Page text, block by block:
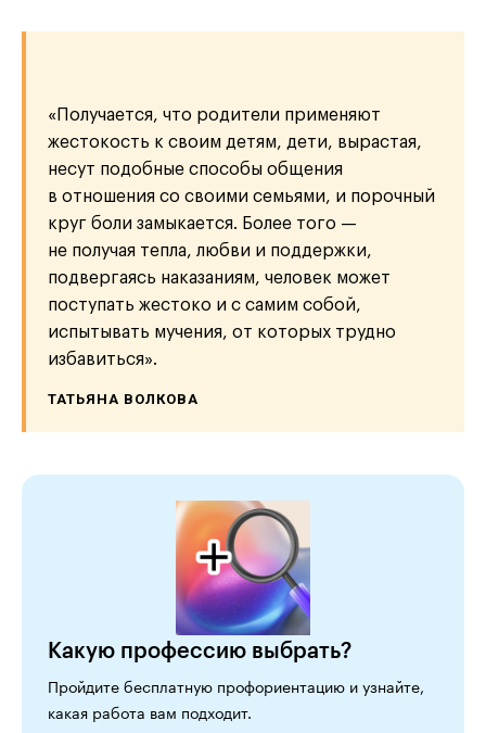
«Получается, что родители применяют
жестокость к своим детям, дети, вырастая,
несут подобные способы общения
в отношения со своими семьями, и порочный
круг боли замыкается. Более того —
не получая тепла, любви и поддержки,
подвергаясь наказаниям, человек может
поступать жестоко и с самим собой,
испытывать мучения, от которых трудно
избавиться».
ТАТЬЯНА ВОЛКОВА
Какую профессию выбрать?
Пройдите бесплатную профориентацию и узнайте,
какая работа вам подходит.